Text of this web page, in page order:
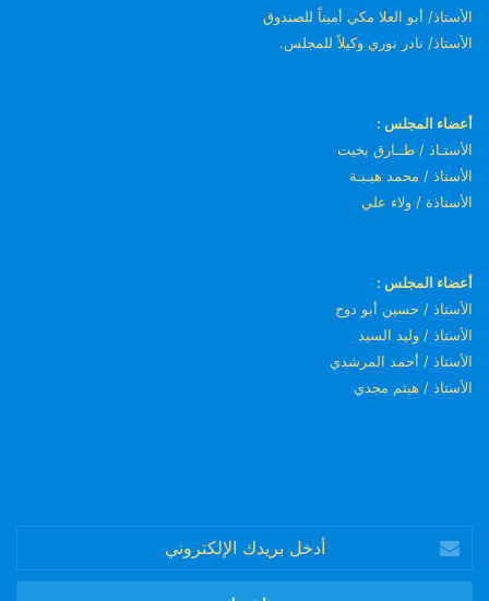
الأستاذ/ أبو العلا مكي أميناً للصندوق
الأستاذ/ نادر نوري وكيلاً للمجلس.
أعضاء المجلس :
الأستـاذ / طــارق بخيت
الأستاذ / محمد هيـبـة
الأستاذة / ولاء علي
أعضاء المجلس :
الأستاذ / حسين أبو دوح
الأستاذ / وليد السيد
الأستاذ / أحمد المرشدي
الأستاذ / هيثم مجدي
بريدك
الإلكتروني